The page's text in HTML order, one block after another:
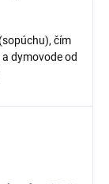
čím
dymovode od